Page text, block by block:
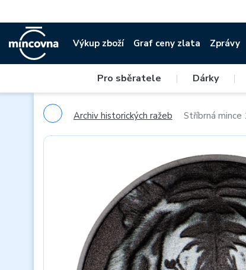
Výkup zboží Graf ceny zlata Zprávy
Pro sběratele | Dárky |
Archiv historických ražeb Stříbrná mince